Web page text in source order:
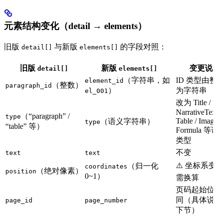
元素结构变化（detail → elements）
旧版 detail[] 与新版 elements[] 的字段对照：
旧版 detail[] 新版 elements[] 变更说
paragraph_id （整数）
element_id （字符串，如
el_001 ）
ID 类型由
为字符串
type
（“paragraph” /
“table” 等）
type （语义字符串）
改为 Title /
Table /
Formula 等
类型
text text 不变
position （绝对像素）
coordinates
（归一化
0~1）
⚠️ 坐标系变
需换算
page_id page_number
页码起始位
同（具体说
下节）